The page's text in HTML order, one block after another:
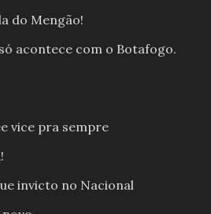
do Mengão!
acontece com o Botafogo.
vice pra sempre
invicto no Nacional